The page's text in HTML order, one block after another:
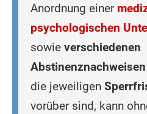
Anordnung einer
psychologischen
sowie verschiedenen
Abstinenznachweisen
die jeweiligen
vorüber sind, kann